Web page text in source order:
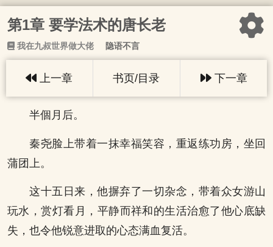
第1章 要学法术的唐长老
我在九叔世界做大佬 隐语不言
上一章 书页/目录 下一章
半個月后。
秦尧脸上带着一抹幸福笑容，重返练功房，坐回
蒲团上。
这十五日来，他摒弃了一切杂念，带着众女游山
玩水，赏灯看月，平静而祥和的生活治愈了他心底缺
失，也令他锐意进取的心态满血复活。